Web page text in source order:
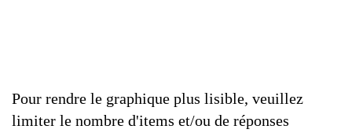
Pour rendre le graphique plus lisible, veuillez
limiter le nombre d'items et/ou de réponses